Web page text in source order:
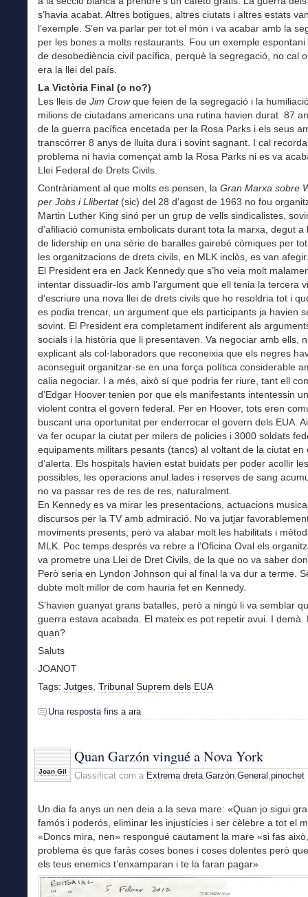
s’havia acabat. Altres botigues, altres ciutats i altres estats
l’exemple. S’en va parlar per tot el món i va acabar amb la
per les bones a molts restaurants. Fou un exemple
de desobediència civil pacífica, perquè la segregació, no cal
era la llei del país.
La Victòria Final (o no?)
Les lleis de Jim Crowque feien de la segregació i la
milions de ciutadans americans una rutina havien durat 87
de la guerra pacífica encetada per la Rosa Parks i els seus
transcórrer 8 anys de lluita dura i sovint sagnant. I cal
problema ni havia començat amb la Rosa Parks ni es va
Llei Federal de Drets Civils.
Contràriament al que molts es pensen, la Gran Marxa sobre
per Jobs i Llibertat (sic) del 28 d’agost de 1963 no fou
Martin Luther King sinó per un grup de vells sindicalistes,
d’afiliació comunista embolicats durant tota la marxa, degut a
de lidership en una sèrie de baralles gairebé còmiques per
les organitzacions de drets civils, en MLK inclòs, es van afegir.
El President era en Jack Kennedy que s’ho veia molt
intentar dissuadir-los amb l’argument que ell tenia la tercera
d’escriure una nova llei de drets civils que ho resoldria tot i
es podia trencar, un argument que els participants ja havien
sovint. El President era completament indiferent als
socials i la història que li presentaven. Va negociar amb ells,
explicant als col·laboradors que reconeixia que els negres
aconseguit organitzar-se en una força política considerable
calia negociar. I a més, això sí que podria fer riure, tant ell
d’Edgar Hoover tenien por que els manifestants intentessin
violent contra el govern federal. Per en Hoover, tots eren
buscant una oportunitat per enderrocar el govern dels EUA.
va fer ocupar la ciutat per milers de policies i 3000 soldats
equipaments militars pesants (tancs) al voltant de la ciutat en
d’alerta. Els hospitals havien estat buidats per poder acollir
possibles, les operacions anul.lades i reserves de sang
no va passar res de res de res, naturalment.
En Kennedy es va mirar les presentacions, actuacions
discursos per la TV amb admiració. No va jutjar
moviments presents, però va alabar molt les habilitats i
MLK. Poc temps després va rebre a l’Oficina Oval els
va prometre una Llei de Dret Civils, de la que no va saber
Però seria en Lyndon Johnson qui al final la va dur a terme.
dubte molt millor de com hauria fet en Kennedy.
S’havien guanyat grans batalles, però a ningú li va semblar
guerra estava acabada. El mateix es pot repetir avui. I demà.
quan?
Saluts
JOANOT
Tags: Jutges, Tribunal Suprem dels EUA
Una resposta fins a ara
Joan Gil
Quan Garzón vingué a Nova York
Classificat com a Extrema dreta,Garzón,General ,pinochet
Un dia fa anys un nen deia a la seva mare: «Quan jo sigui
famós i poderós, eliminar les injustícies i ser cèlebre a tot el
«Doncs mira, nen» respongué cautament la mare «si fas
problema és que faràs coses bones i coses dolentes però
els teus enemics t’enxamparan i te la faran pagar»